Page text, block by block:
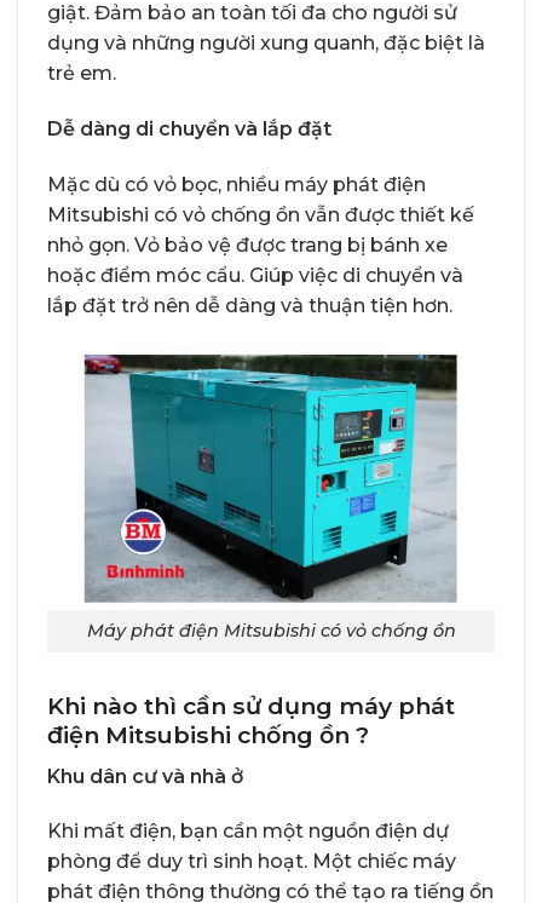
giật. Đảm bảo an toàn tối đa cho người sử
dụng và những người xung quanh, đặc biệt là
trẻ em.
Dễ dàng di chuyển và lắp đặt
Mặc dù có vỏ bọc, nhiều máy phát điện
Mitsubishi có vỏ chống ồn vẫn được thiết kế
nhỏ gọn. Vỏ bảo vệ được trang bị bánh xe
hoặc điểm móc cẩu. Giúp việc di chuyển và
lắp đặt trở nên dễ dàng và thuận tiện hơn.
Máy phát điện Mitsubishi có vỏ chống ồn
Khi nào thì cần sử dụng máy phát
điện Mitsubishi chống ồn ?
Khu dân cư và nhà ở
Khi mất điện, bạn cần một nguồn điện dự
phòng để duy trì sinh hoạt. Một chiếc máy
phát điện thông thường có thể tạo ra tiếng ồn